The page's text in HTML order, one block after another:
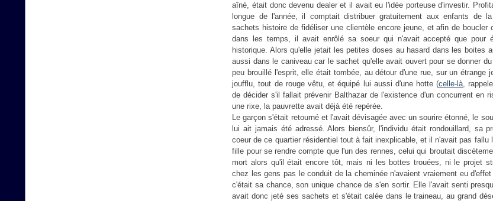
aîné, était donc devenu dealer et il avait eu l'idée porteuse d'investir.
longue de l'année, il comptait distribuer gratuitement aux enfants de
sachets histoire de fidéliser une clientèle encore jeune, et afin de boucler
dans les temps, il avait enrôlé sa soeur qui n'avait accepté que pour
historique. Alors qu'elle jetait les petites doses au hasard dans les boites
aussi dans le caniveau car le sachet qu'elle avait ouvert pour se donner
peu brouillé l'esprit, elle était tombée, au détour d'une rue, sur un étrange
joufflu, tout de rouge vêtu, et équipé lui aussi d'une hotte (celle-là,
de décider s'il fallait prévenir Balthazar de l'existence d'un concurrent en
une rixe, la pauvrette avait déjà été repérée.
Le garçon s'était retourné et l'avait dévisagée avec un sourire étonné, le
lui ait jamais été adressé. Alors biensûr, l'individu était rondouillard, sa
coeur de ce quartier résidentiel tout à fait inexplicable, et il n'avait pas fallu
fille pour se rendre compte que l'un des rennes, celui qui broutait
mort alors qu'il était encore tôt, mais ni les bottes trouées, ni le projet
chez les gens pas le conduit de la cheminée n'avaient vraiement eu
c'était sa chance, son unique chance de s'en sortir. Elle l'avait senti
avait donc jeté ses sachets et s'était calée dans le traineau, au grand